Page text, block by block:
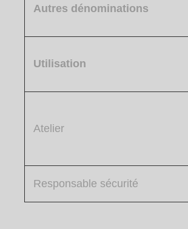
Autres dénominations
Utilisation
Atelier
Responsable sécurité